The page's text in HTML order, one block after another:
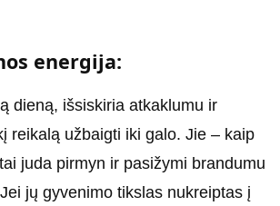
energija:
dieną, išsiskiria atkaklumu ir
reikalą užbaigti iki galo. Jie – kaip
juda pirmyn ir pasižymi brandumu
jų gyvenimo tikslas nukreiptas į